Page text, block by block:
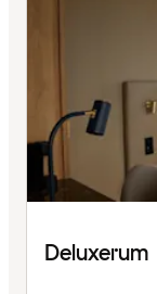
Deluxerum